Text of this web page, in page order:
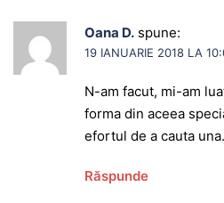
Oana D. spune:
19 IANUARIE 2018 LA
N-am facut, mi-am
forma din aceea
efortul de a cauta una.
Răspunde